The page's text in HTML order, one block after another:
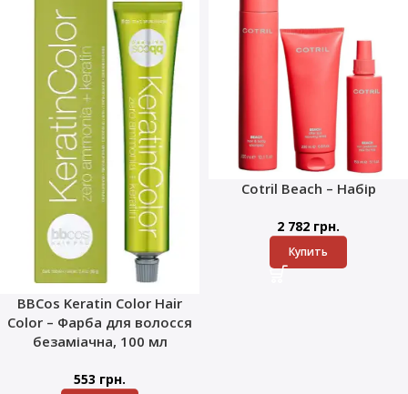
BBCos Keratin Color Hair
Color – Фарба для волосся
безаміачна, 100 мл
553 грн.
Cotril Beach – Набір
2 782 грн.
Купить